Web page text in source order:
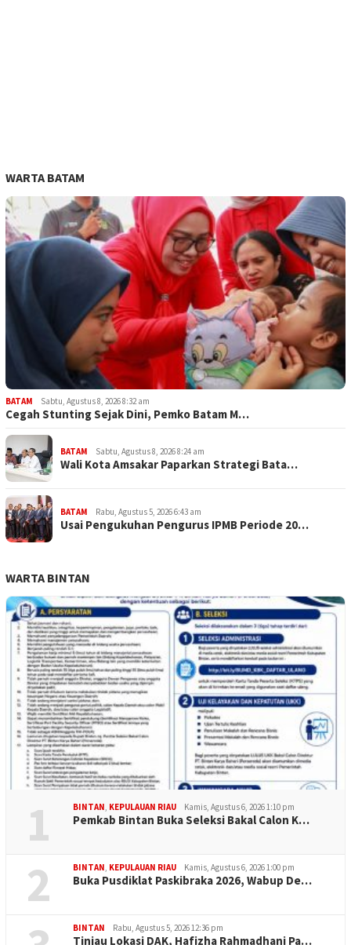
WARTA BATAM
BATAM Sabtu, Agustus 8, 2026 8:32 am
Cegah Stunting Sejak Dini, Pemko Batam M…
BATAM Sabtu, Agustus 8, 2026 8:24 am
Wali Kota Amsakar Paparkan Strategi Bata…
BATAM Rabu, Agustus 5, 2026 6:43 am
Usai Pengukuhan Pengurus IPMB Periode 20…
WARTA BINTAN
1 BINTAN, KEPULAUAN RIAU Kamis, Agustus 6, 2026 1:10 pm
Pemkab Bintan Buka Seleksi Bakal Calon K…
2 BINTAN, KEPULAUAN RIAU Kamis, Agustus 6, 2026 1:00 pm
Buka Pusdiklat Paskibraka 2026, Wabup De…
BINTAN Rabu, Agustus 5, 2026 12:36 pm
Tinjau Lokasi DAK, Hafizha Rahmadhani Pa…